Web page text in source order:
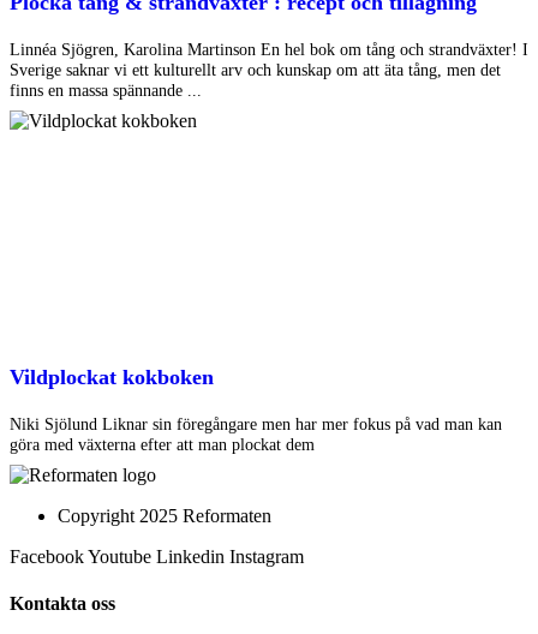
Linnéa Sjögren, Karolina Martinson En hel bok om tång och strandväxter! I
Sverige saknar vi ett kulturellt arv och kunskap om att äta tång, men det
finns en massa spännande ...
Vildplockat kokboken
Niki Sjölund Liknar sin föregångare men har mer fokus på vad man kan
göra med växterna efter att man plockat dem
Copyright 2025 Reformaten
FacebookYoutube Linkedin Instagram
Kontakta oss